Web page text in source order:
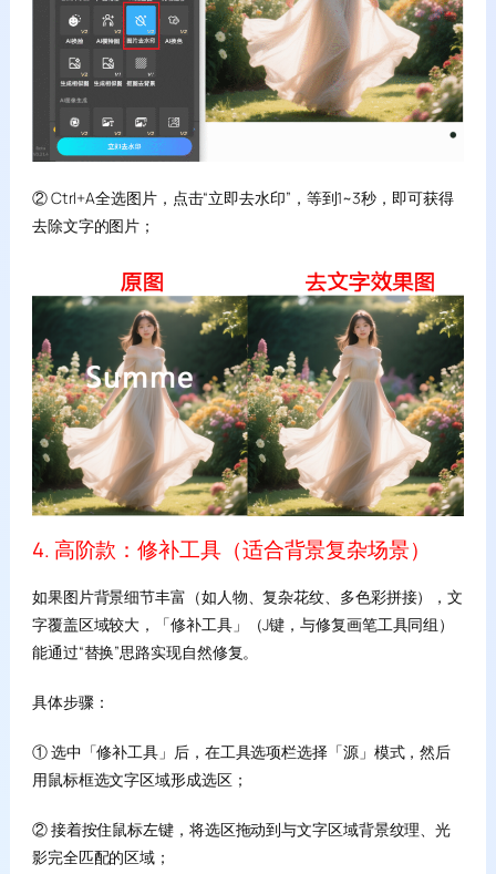
② Ctrl+A全选图片，点击“立即去水印”，等到1~3秒，即可获得
去除文字的图片；
4. 高阶款：修补工具（适合背景复杂场景）
如果图片背景细节丰富（如人物、复杂花纹、多色彩拼接），文
字覆盖区域较大，「修补工具」（J键，与修复画笔工具同组）
能通过“替换”思路实现自然修复。
具体步骤：
① 选中「修补工具」后，在工具选项栏选择「源」模式，然后
用鼠标框选文字区域形成选区；
② 接着按住鼠标左键，将选区拖动到与文字区域背景纹理、光
影完全匹配的区域；